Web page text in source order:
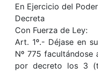
En Ejercicio del
Decreta
Con Fuerza de Ley:
Art. 1º.- Déjase en
Nº 775 facultándose
por decreto los 3